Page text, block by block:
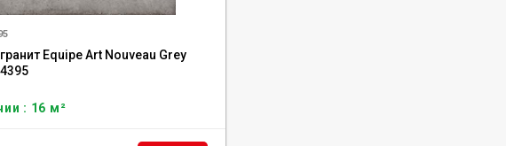
Equipe Art Nouveau Grey
: 16 м²